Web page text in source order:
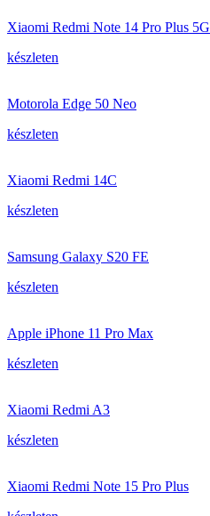
Xiaomi Redmi Note 14 Pro Plus 5G
készleten
Motorola Edge 50 Neo
készleten
Xiaomi Redmi 14C
készleten
Samsung Galaxy S20 FE
készleten
Apple iPhone 11 Pro Max
készleten
Xiaomi Redmi A3
készleten
Xiaomi Redmi Note 15 Pro Plus